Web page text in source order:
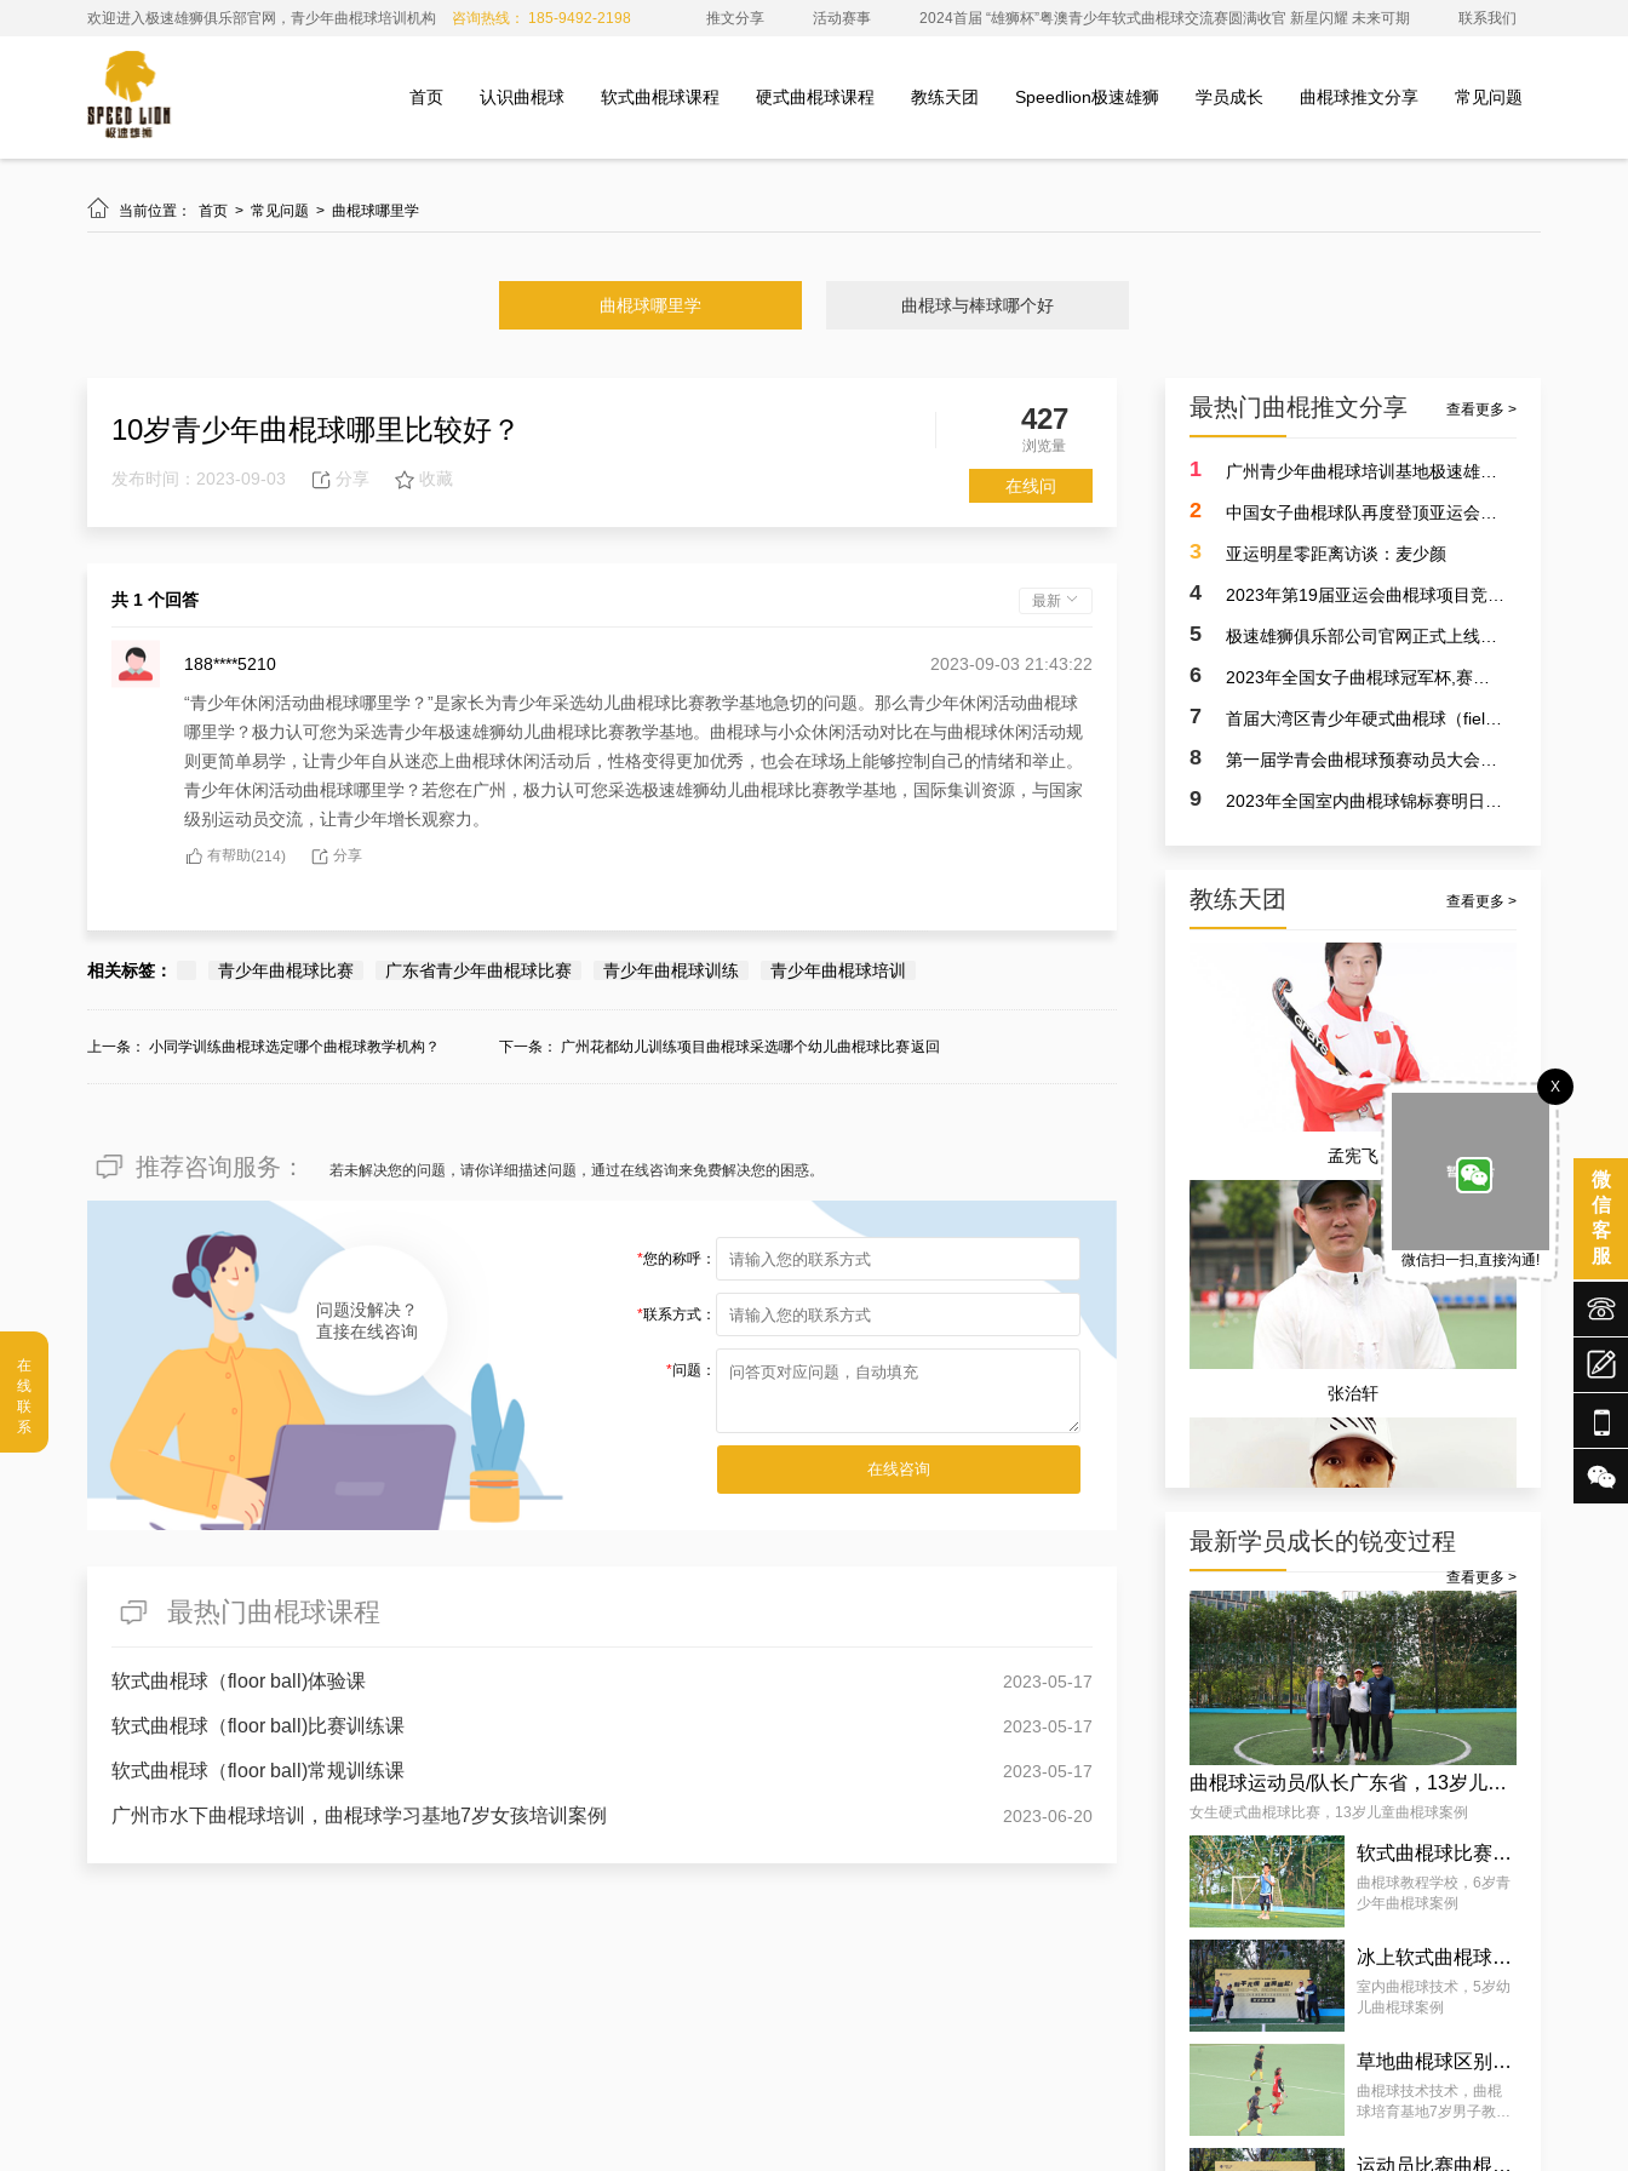
欢迎进入极速雄狮俱乐部官网，青少年曲棍球培训机构 咨询热线： 185-9492-2198 推文分享 活动赛事 2024首届 “雄狮杯”粤澳青少年软式曲棍球交流赛圆满收官 新星闪耀 未来可期 联系我们
首页 认识曲棍球 软式曲棍球课程 硬式曲棍球课程 教练天团 Speedlion极速雄狮 学员成长 曲棍球推文分享 常见问题
 当前位置： 首页 > 常见问题 > 曲棍球哪里学
曲棍球哪里学 曲棍球与棒球哪个好
10岁青少年曲棍球哪里比较好？ 427
浏览量
发布时间：2023-09-03 分享 收藏 在线问
共 1 个回答 最新
188****5210
2023-09-03 21:43:22
“青少年休闲活动曲棍球哪里学？”是家长为青少年采选幼儿曲棍球比赛教学基地急切的问题。那么青少年休闲活动曲棍球
哪里学？极力认可您为采选青少年极速雄狮幼儿曲棍球比赛教学基地。曲棍球与小众休闲活动对比在与曲棍球休闲活动规
则更简单易学，让青少年自从迷恋上曲棍球休闲活动后，性格变得更加优秀，也会在球场上能够控制自己的情绪和举止。
青少年休闲活动曲棍球哪里学？若您在广州，极力认可您采选极速雄狮幼儿曲棍球比赛教学基地，国际集训资源，与国家
级别运动员交流，让青少年增长观察力。
有帮助(214) 分享
相关标签： 青少年曲棍球比赛 广东省青少年曲棍球比赛 青少年曲棍球训练 青少年曲棍球培训
上一条： 小同学训练曲棍球选定哪个曲棍球教学机构？ 下一条： 广州花都幼儿训练项目曲棍球采选哪个幼儿曲棍球比赛返回
推荐咨询服务： 若未解决您的问题，请你详细描述问题，通过在线咨询来免费解决您的困惑。
问题没解决？
直接在线咨询
*您的称呼：
*联系方式：
*问题：
最热门曲棍球课程
软式曲棍球（floor ball)体验课 2023-05-17
软式曲棍球（floor ball)比赛训练课 2023-05-17
软式曲棍球（floor ball)常规训练课 2023-05-17
广州市水下曲棍球培训，曲棍球学习基地7岁女孩培训案例 2023-06-20
最热门曲棍推文分享 查看更多 >
1
2
3 亚运明星零距离访谈：麦少颜
4
5
6
7
8
9
教练天团 查看更多 >
孟宪飞
张治轩
杨娟
麦少颜
最新学员成长的锐变过程
查看更多 >
曲棍球运动员/队长广东省，13岁儿童曲棍球案例
女生硬式曲棍球比赛，13岁儿童曲棍球案例
软式曲棍球比赛技巧，6岁青少年曲棍球教程案例
曲棍球教程学校，6岁青
少年曲棍球案例
冰上软式曲棍球，曲棍球教育基地5岁女孩教程案例
室内曲棍球技术，5岁幼
儿曲棍球案例
草地曲棍球区别，7岁幼儿曲棍球教学案例
曲棍球技术技术，曲棍
球培育基地7岁男子教学
运动员比赛曲棍球，9岁幼儿曲棍球案例
微
信
客
服
X
微信扫一扫,直接沟通!




